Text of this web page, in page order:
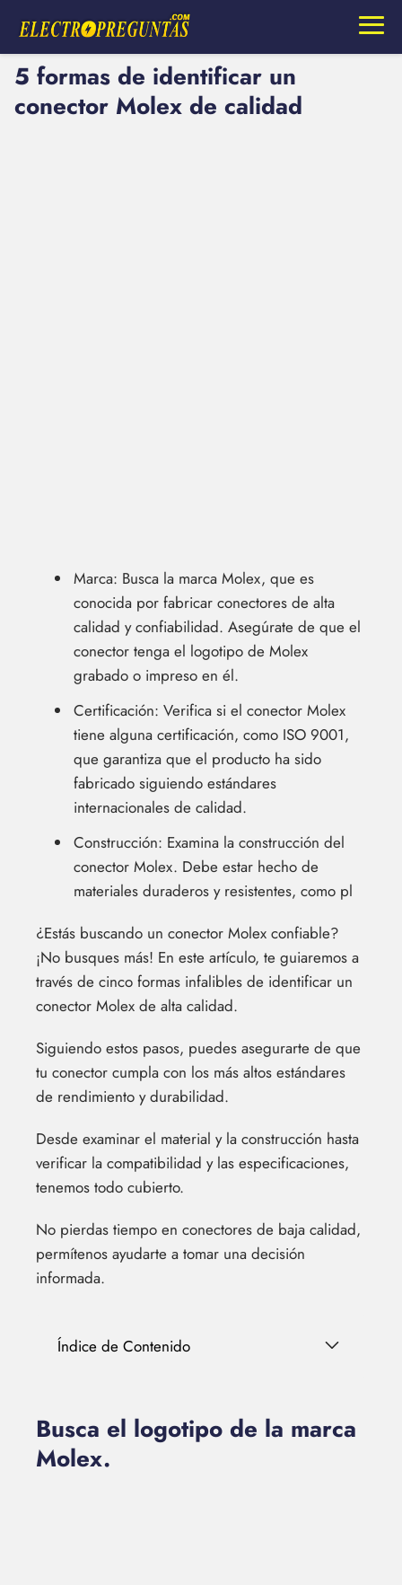
5 formas de identificar un
conector Molex de calidad
Marca: Busca la marca Molex, que es
conocida por fabricar conectores de alta
calidad y confiabilidad. Asegúrate de que el
conector tenga el logotipo de Molex
grabado o impreso en él.
Certificación: Verifica si el conector Molex
tiene alguna certificación, como ISO 9001,
que garantiza que el producto ha sido
fabricado siguiendo estándares
internacionales de calidad.
Construcción: Examina la construcción del
conector Molex. Debe estar hecho de
materiales duraderos y resistentes, como pl
¿Estás buscando un conector Molex confiable?
¡No busques más! En este artículo, te guiaremos a
través de cinco formas infalibles de identificar un
conector Molex de alta calidad.
Siguiendo estos pasos, puedes asegurarte de que
tu conector cumpla con los más altos estándares
de rendimiento y durabilidad.
Desde examinar el material y la construcción hasta
verificar la compatibilidad y las especificaciones,
tenemos todo cubierto.
No pierdas tiempo en conectores de baja calidad,
permítenos ayudarte a tomar una decisión
informada.
Índice de Contenido
Busca el logotipo de la marca
Molex.